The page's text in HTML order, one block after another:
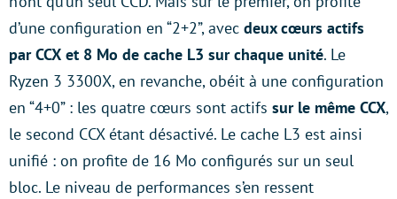
d’une configuration en “2+2”, avec deux cœurs actifs
par CCX et 8 Mo de cache L3 sur chaque unité. Le
Ryzen 3 3300X, en revanche, obéit à une configuration
en “4+0” : les quatre cœurs sont actifs sur le même CCX,
le second CCX étant désactivé. Le cache L3 est ainsi
unifié : on profite de 16 Mo configurés sur un seul
bloc. Le niveau de performances s’en ressent